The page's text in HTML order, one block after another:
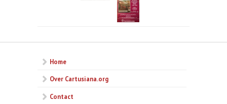
Diest 1984.jpg
Home
Over Cartusiana.org
Contact